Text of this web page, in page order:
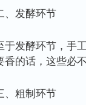
、发酵环节
于发酵环节，手
香的话，这些必
、粗制环节